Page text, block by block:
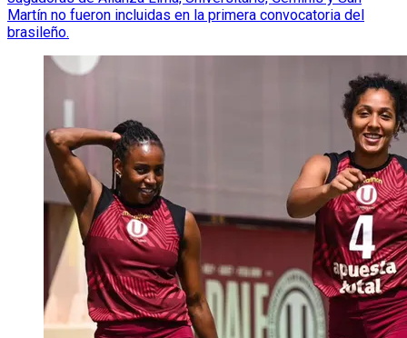
Martín no fueron incluidas en la primera convocatoria del
brasileño.